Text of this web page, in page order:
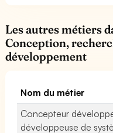
Les autres métiers
Conception,
développement
Nom du métier
Concepteur
développeuse de